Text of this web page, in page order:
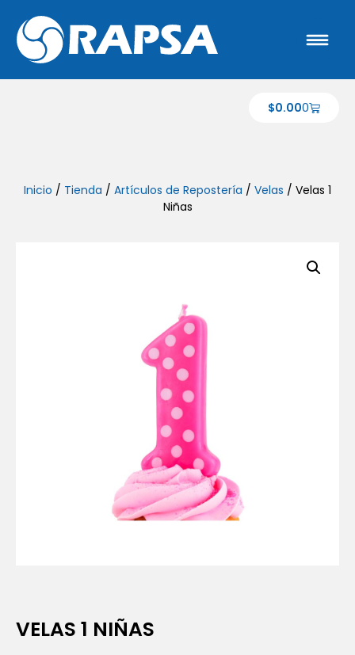
$0.000
Inicio / Tienda / Artículos de Repostería / Velas / Velas 1
Niñas
VELAS 1 NIÑAS